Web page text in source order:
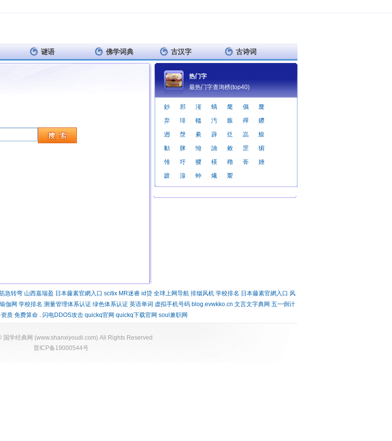
谜语 佛学词典 古汉字 古诗词
热门字
最热门字查询榜(top40)
鈔 邪 漼 蝺 氂 儑
麌
弃
琲 轀 汚 瘯 殫
鑁
迾
漀 絭 薜 抸 嵓
鰒
勨
脒 怮 諵 敕 罡
猏
雂
圩 翪 楧 穭 蓇
娷
踱
湶 蚛 爔 鬻
急转弯 山西嘉瑞盈 日本藤素官網入口 scitix MR迷睿 id贷 全球上网导航 排烟风机 学校排名 日本藤素官網入口 风
伽网 学校排名 测量管理体系认证 绿色体系认证 英语单词 虚拟手机号码 blog.evwkko.cn 文言文字典网 五一倒计
质 免费算命 . 闪电DDOS攻击 quickq官网 quickq下载官网 soul兼职网
国学经典网 (www.shanxiyoudi.com) All Rights Reserved
晋ICP备19000544号